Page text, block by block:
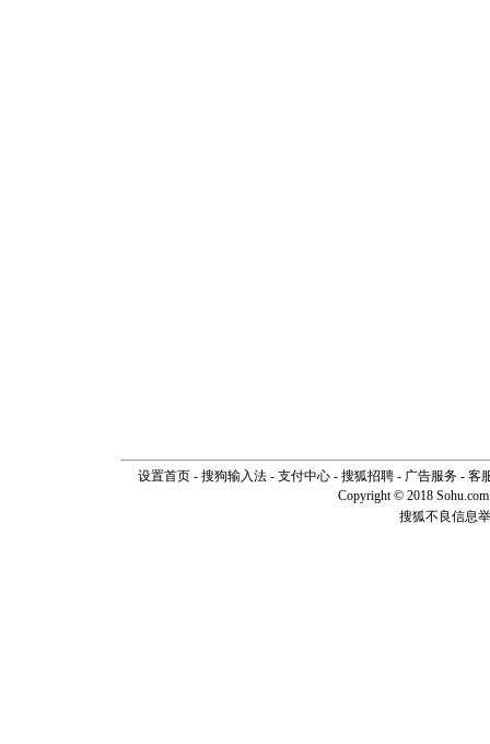
设置首页- 搜狗输入法- 支付中心- 搜狐招聘- 广告服务- 客
Copyright © 2018
搜狐不良信息